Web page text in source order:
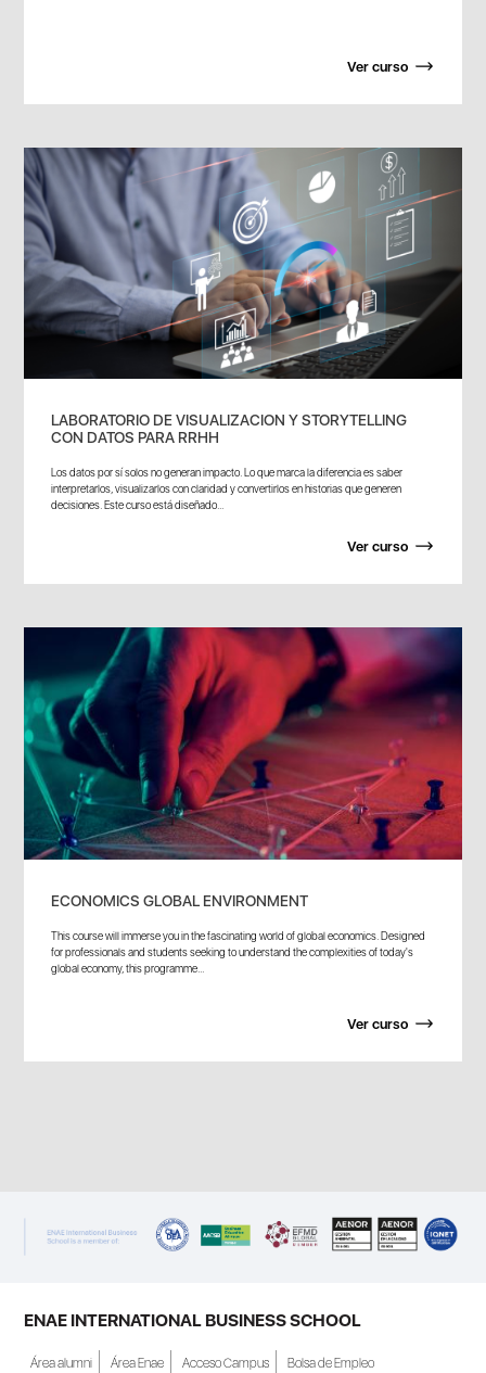
Ver curso
LABORATORIO DE VISUALIZACION Y STORYTELLING
CON DATOS PARA RRHH
Los datos por sí solos no generan impacto. Lo que marca la diferencia es saber
interpretarlos, visualizarlos con claridad y convertirlos en historias que generen
decisiones. Este curso está diseñado...
Ver curso
ECONOMICS GLOBAL ENVIRONMENT
This course will immerse you in the fascinating world of global economics. Designed
for professionals and students seeking to understand the complexities of today's
global economy, this programme...
Ver curso
ENAE INTERNATIONAL BUSINESS SCHOOL
Área alumni Área Enae Acceso Campus Bolsa de Empleo